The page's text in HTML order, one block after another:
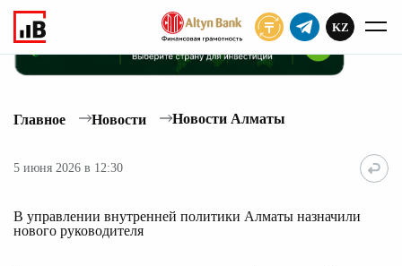
KZ
Главное Новости Новости Алматы
5 июня 2026 в 12:30
В управлении внутренней политики Алматы назначили
нового руководителя